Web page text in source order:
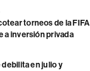
torneos de la FIFA
a inversión privada
en julio y